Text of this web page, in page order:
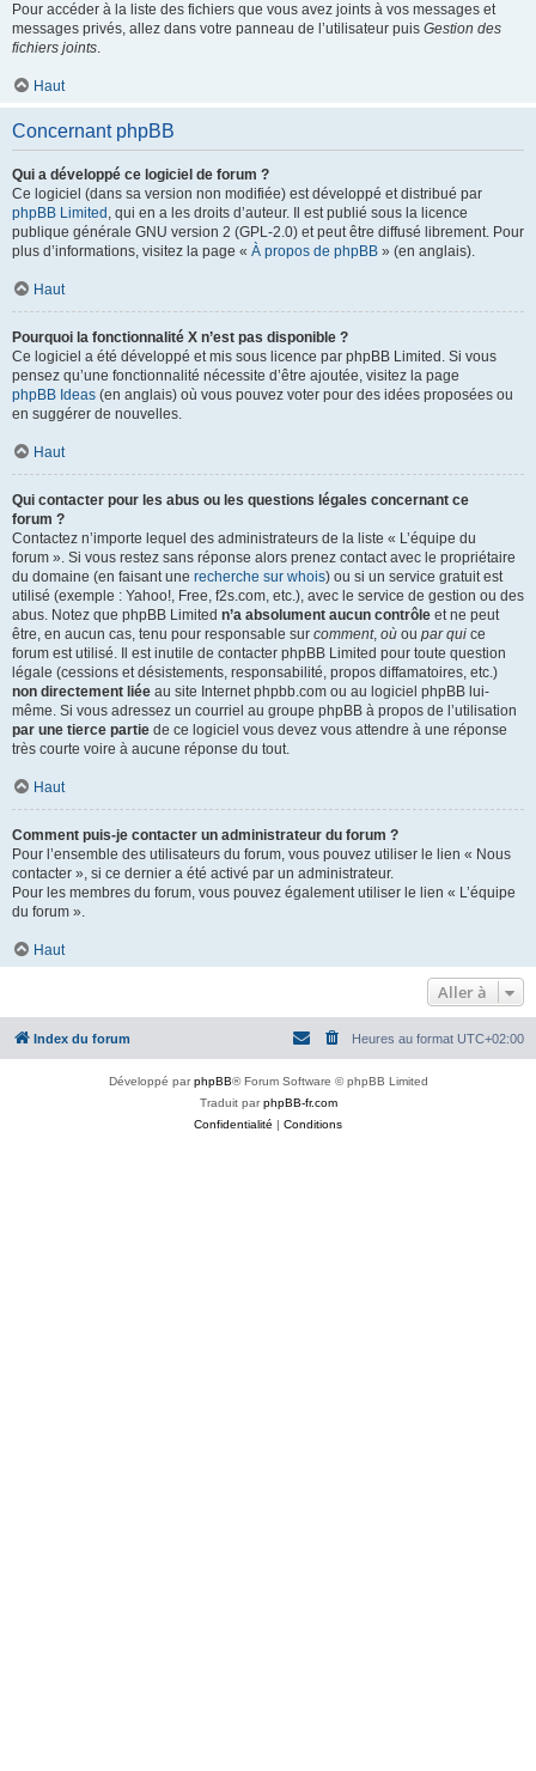
Pour accéder à la liste des fichiers que vous avez joints à vos messages et
messages privés, allez dans votre panneau de l’utilisateur puis Gestion des
fichiers joints.
Haut
Concernant phpBB
Qui a développé ce logiciel de forum ?
Ce logiciel (dans sa version non modifiée) est développé et distribué par
phpBB Limited , qui en a les droits d’auteur. Il est publié sous la licence
publique générale GNU version 2 (GPL-2.0) et peut être diffusé librement. Pour
plus d’informations, visitez la page « À propos de phpBB » (en anglais).
Haut
Pourquoi la fonctionnalité X n’est pas disponible ?
Ce logiciel a été développé et mis sous licence par phpBB Limited. Si vous
pensez qu’une fonctionnalité nécessite d’être ajoutée, visitez la page
phpBB Ideas (en anglais) où vous pouvez voter pour des idées proposées ou
en suggérer de nouvelles.
Haut
Qui contacter pour les abus ou les questions légales concernant ce
forum ?
Contactez n’importe lequel des administrateurs de la liste « L’équipe du
forum ». Si vous restez sans réponse alors prenez contact avec le propriétaire
du domaine (en faisant une recherche sur whois) ou si un service gratuit est
utilisé (exemple : Yahoo!, Free, f2s.com, etc.), avec le service de gestion ou des
abus. Notez que phpBB Limited n’a absolument aucun contrôle et ne peut
être, en aucun cas, tenu pour responsable sur comment, où ou par qui ce
forum est utilisé. Il est inutile de contacter phpBB Limited pour toute question
légale (cessions et désistements, responsabilité, propos diffamatoires, etc.)
non directement liée au site Internet phpbb.com ou au logiciel phpBB lui-
même. Si vous adressez un courriel au groupe phpBB à propos de l’utilisation
par une tierce partie de ce logiciel vous devez vous attendre à une réponse
très courte voire à aucune réponse du tout.
Haut
Comment puis-je contacter un administrateur du forum ?
Pour l’ensemble des utilisateurs du forum, vous pouvez utiliser le lien « Nous
contacter », si ce dernier a été activé par un administrateur.
Pour les membres du forum, vous pouvez également utiliser le lien « L’équipe
du forum ».
Haut
Aller à
Index du forum Heures au format UTC+02:00
Développé parphpBB® Forum Software © phpBB Limited
Traduit parphpBB-fr.com
Confidentialité | Conditions